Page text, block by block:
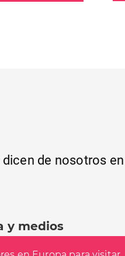
de nosotros
y medios